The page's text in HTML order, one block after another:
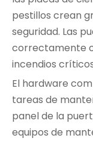
pestillos crean
seguridad. Las
correctamente
incendios
El hardware
tareas de
panel de la
equipos de